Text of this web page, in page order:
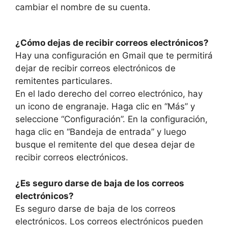
cambiar el nombre de su cuenta.
¿Cómo dejas de recibir correos electrónicos?
Hay una configuración en Gmail que te permitirá
dejar de recibir correos electrónicos de
remitentes particulares.
En el lado derecho del correo electrónico, hay
un icono de engranaje. Haga clic en “Más” y
seleccione “Configuración”. En la configuración,
haga clic en “Bandeja de entrada” y luego
busque el remitente del que desea dejar de
recibir correos electrónicos.
¿Es seguro darse de baja de los correos
electrónicos?
Es seguro darse de baja de los correos
electrónicos. Los correos electrónicos pueden